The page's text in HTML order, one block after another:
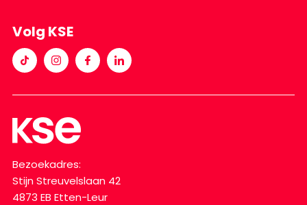
Volg KSE
Bezoekadres:
Stijn Streuvelslaan 42
4873 EB Etten-Leur